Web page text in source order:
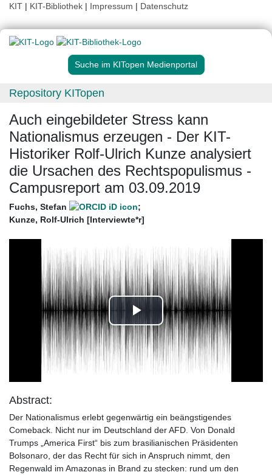
KIT | KIT-Bibliothek | Impressum | Datenschutz
Suche im KITopen Medienportal
Repository KITopen
Auch eingebildeter Stress kann
Nationalismus erzeugen - Der KIT-
Historiker Rolf-Ulrich Kunze analysiert
die Ursachen des Rechtspopulismus -
Campusreport am 03.09.2019
Fuchs, Stefan
;
Kunze, Rolf-Ulrich [Interviewte*r]
Play
Video
Abstract:
Der Nationalismus erlebt gegenwärtig ein beängstigendes
Comeback. Nicht nur im Deutschland der AFD. Von Donald
Trumps „America First“ bis zum brasilianischen Präsidenten
Bolsonaro, der das Recht für sich in Anspruch nimmt, den
Regenwald im Amazonas in Brand zu stecken: rund um den